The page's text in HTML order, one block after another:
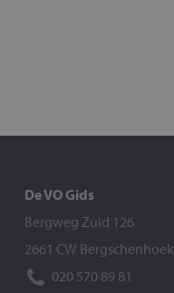
De VO Gids
Bergweg Zuid 126
2661 CW Bergschenhoek
020 570 89 81